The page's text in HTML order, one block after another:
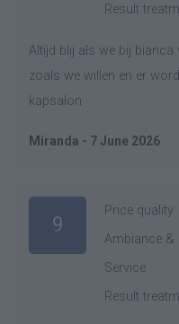
Result
Altijd blij als we bij bianca
zoals we willen en er
kapsalon
Miranda - 7 June 2026
9
Price quality
Ambiance &
Service
Result